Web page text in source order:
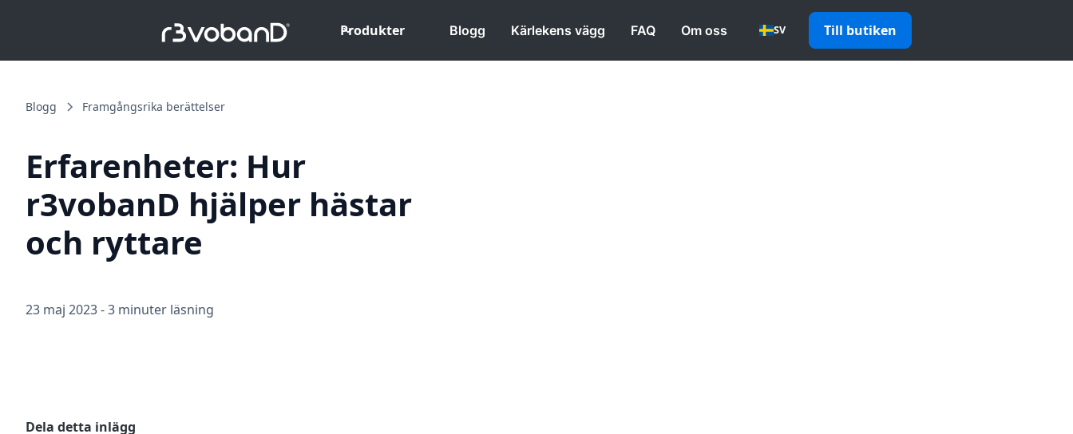
Produkter Blogg Kärlekens vägg FAQ Om oss SV Till butiken
Blogg Framgångsrika berättelser
Erfarenheter: Hur
r3vobanD hjälper hästar
och ryttare
23 maj 2023-3 minuter läsning
Dela detta inlägg